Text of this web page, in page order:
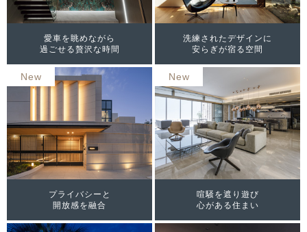
愛車を眺めながら
過ごせる贅沢な時間
洗練されたデザインに
安らぎが宿る空間
New
プライバシーと
開放感を融合
New
喧騒を遮り遊び
心がある住まい